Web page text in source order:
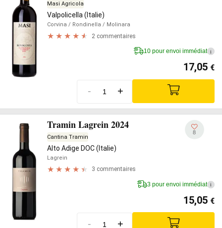
Masi Agricola
Valpolicella (Italie)
Corvina / Rondinella / Molinara
2 commentaires
10 pour envoi immédiat i
17,05 €
- +
Tramin Lagrein 2024
Cantina Tramin
Alto Adige DOC (Italie)
Lagrein
3 commentaires
8
3 pour envoi immédiat i
15,05 €
- +